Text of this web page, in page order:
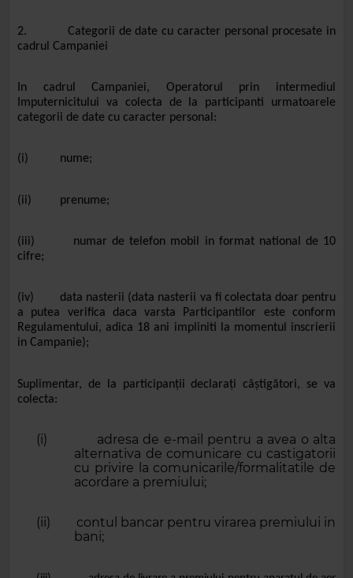
2. Categorii de date cu caracter personal procesate in
cadrul Campaniei
In cadrul Campaniei, Operatorul prin intermediul
Imputernicitului va colecta de la participanti urmatoarele
categorii de date cu caracter personal:
(i) nume;
(ii) prenume;
(iii) numar de telefon mobil in format national de 10
cifre;
(iv) data nasterii (data nasterii va fi colectata doar pentru
a putea verifica daca varsta Participantilor este conform
Regulamentului, adica 18 ani impliniti la momentul inscrierii
in Campanie);
Suplimentar, de la participanții declarați câștigători, se va
colecta:
(i)
adresa de e-mail pentru a avea o alta
alternativa de comunicare cu castigatorii
cu privire la comunicarile/formalitatile de
acordare a premiului;
(ii)
contul bancar pentru virarea premiului in
bani;